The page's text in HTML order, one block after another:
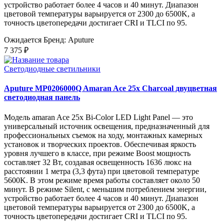
устройство работает более 4 часов и 40 минут. Диапазон
цветовой температуры варьируется от 2300 до 6500K, а
точность цветопередачи достигает CRI и TLCI по 95.
Ожидается Бренд: Aputure
7 375 ₽
Светодиодные светильники
Aputure MP0206000Q Amaran Ace 25x Charcoal двуцветная
светодиодная панель
Модель amaran Ace 25x Bi-Color LED Light Panel — это
универсальный источник освещения, предназначенный для
профессиональных съемок на ходу, монтажных камерных
установок и творческих проектов. Обеспечивая яркость
уровня лучшего в классе, при режиме Boost мощность
составляет 32 Вт, создавая освещенность 1636 люкс на
расстоянии 1 метра (3,3 фута) при цветовой температуре
5600K. В этом режиме время работы составляет около 50
минут. В режиме Silent, с меньшим потреблением энергии,
устройство работает более 4 часов и 40 минут. Диапазон
цветовой температуры варьируется от 2300 до 6500K, а
точность цветопередачи достигает CRI и TLCI по 95.